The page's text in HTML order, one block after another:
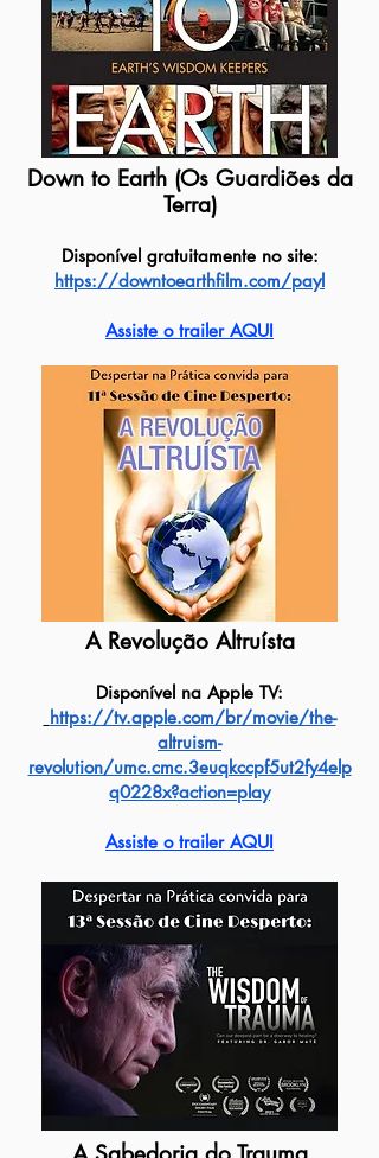
Down to Earth (Os Guardiões da
Terra)
Disponível gratuitamente no site:
https://downtoearthfilm.com/payl
Assiste o trailer AQUI
A Revolução Altruísta
Disponível na Apple TV:
https://tv.apple.com/br/movie/the-
altruism-
revolution/umc.cmc.3euqkccpf5ut2fy4elp
q0228x?action=play
Assiste o trailer AQUI